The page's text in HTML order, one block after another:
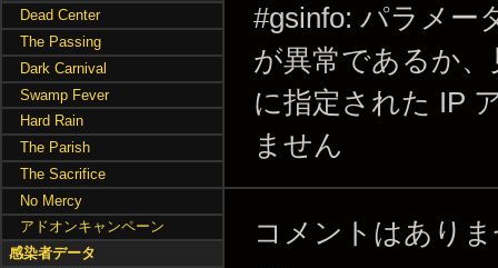
#gsinfo: パラメー
が異常であるか
に指定された IP
ません
コメントはあり
Dead Center
The Passing
Dark Carnival
Swamp Fever
Hard Rain
The Parish
The Sacrifice
No Mercy
アドオンキャンペーン
感染者データ